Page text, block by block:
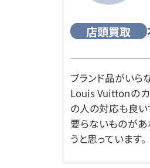
店頭買取
ブランド品がいら
Louis Vuittonの
の人の対応も良い
要らないものがあ
うと思っています。